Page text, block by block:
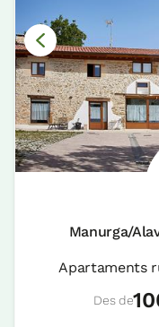
Manurga/
Apartaments
Des de